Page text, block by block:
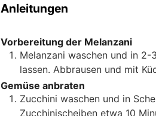
Anleitungen
Vorbereitung der Melanzani
Melanzani waschen und in
lassen. Abbrausen und mit
Gemüse anbraten
Zucchini waschen und in
Zucchinischeiben etwa 10